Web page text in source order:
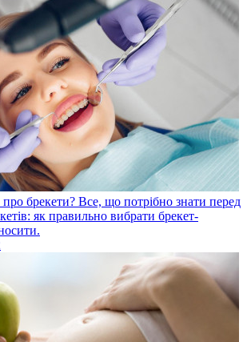
брекети? Все, що потрібно знати перед
як правильно вибрати брекет-